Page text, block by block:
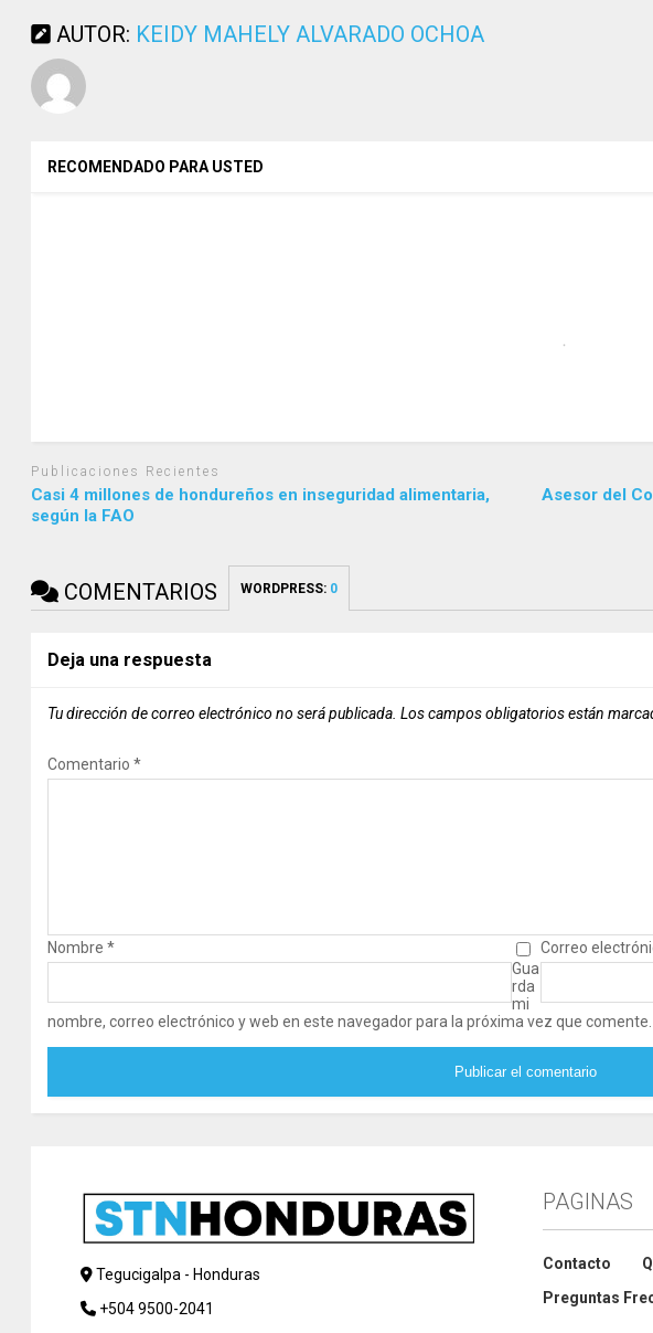
AUTOR: KEIDY MAHELY ALVARADO OCHOA
RECOMENDADO PARA USTED
Publicaciones Recientes
Casi 4 millones de hondureños en inseguridad alimentaria,
según la FAO
Asesor del
COMENTARIOS WORDPRESS: 0
Deja una respuesta
Tu dirección de correo electrónico no será publicada. Los campos obligatorios están
Comentario*
Nombre* Correo
Gua
rda
mi
nombre, correo electrónico y web en este navegador para la próxima vez que comente.
Tegucigalpa - Honduras
+504 9500-2041
PAGINAS
Contacto
Preguntas